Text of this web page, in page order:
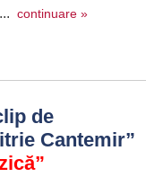
continuare »
de
Cantemir”